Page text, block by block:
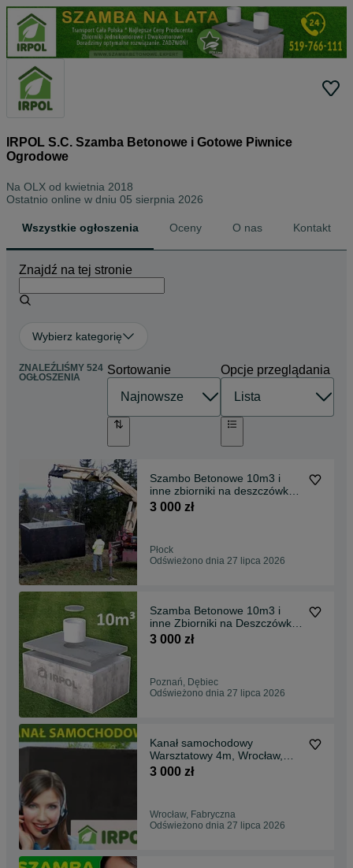
IRPOL S.C. Szamba Betonowe i Gotowe Piwnice
Ogrodowe
Na OLX od kwietnia 2018
Ostatnio online w dniu 05 sierpnia 2026
Wszystkie ogłoszenia Oceny O nas Kontakt
Znajdź na tej stronie
Wybierz kategorię
ZNALEŹLIŚMY 524
OGŁOSZENIA
Sortowanie Opcje przeglądania
Szambo Betonowe 10m3 i
inne zbiorniki na deszczówke,
szamba z atestem
3 000 zł
Płock
Odświeżono dnia 27 lipca 2026
Szamba Betonowe 10m3 i
inne Zbiorniki na Deszczówkę,
SZAMBO , Piwnica
3 000 zł
Poznań, Dębiec
Odświeżono dnia 27 lipca 2026
Kanał samochodowy
Warsztatowy 4m, Wrocław,
PRODUCENT szamba
3 000 zł
Wrocław, Fabryczna
Odświeżono dnia 27 lipca 2026